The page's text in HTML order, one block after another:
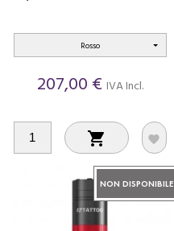
Rosso
207,00 € IVA Incl.
 
NON DISPONIBILE